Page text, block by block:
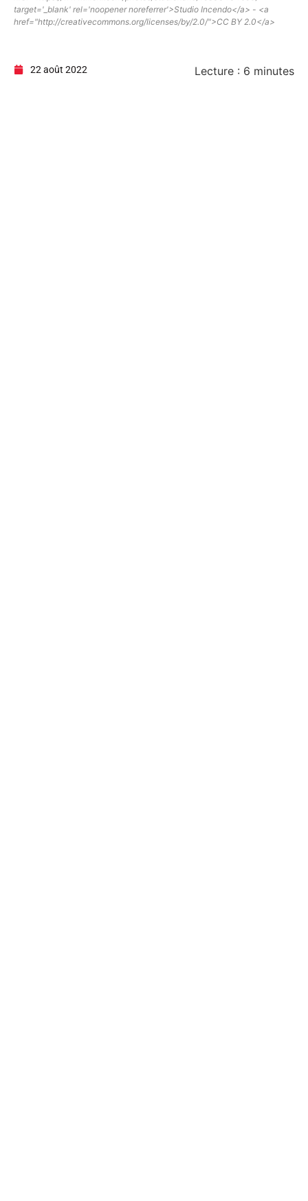
target='_blank' rel='noopener noreferrer'>Studio Incendo</a> - <a
href="http://creativecommons.org/licenses/by/2.0/">CC BY 2.0</a>
22 août 2022 Lecture : 6 minutes